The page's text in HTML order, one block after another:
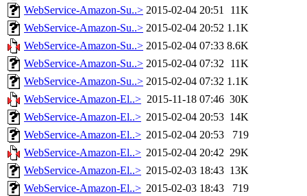
WebService-Amazon-Su..> 2015-02-04 20:51
11K
WebService-Amazon-Su..> 2015-02-04 20:52 1.1K
WebService-Amazon-Su..> 2015-02-04 07:33 8.6K
WebService-Amazon-Su..> 2015-02-04 07:32 11K
WebService-Amazon-Su..> 2015-02-04 07:32 1.1K
WebService-Amazon-El..> 2015-11-18 07:46 30K
WebService-Amazon-El..> 2015-02-04 20:53 14K
WebService-Amazon-El..> 2015-02-04 20:53
719
WebService-Amazon-El..> 2015-02-04 20:42 29K
WebService-Amazon-El..> 2015-02-03 18:43 13K
WebService-Amazon-El..> 2015-02-03 18:43
719